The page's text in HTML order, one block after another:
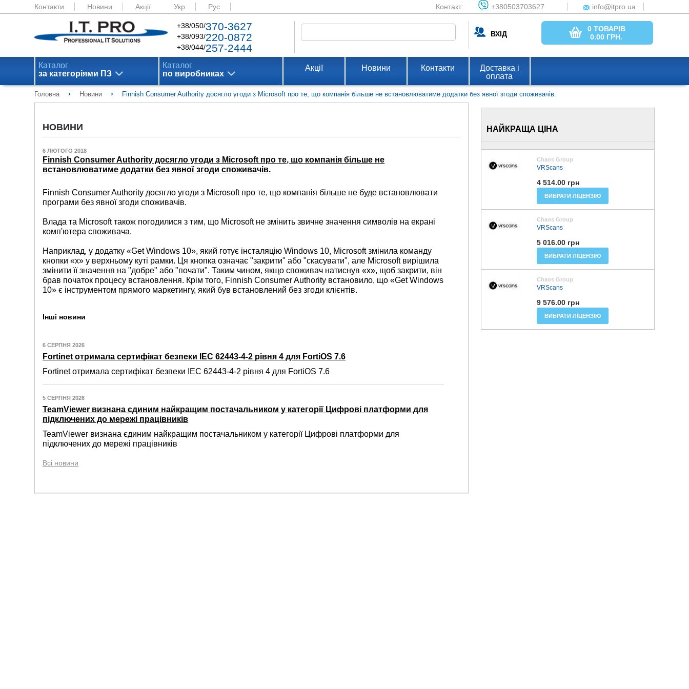
Контакти Новини Акції Укр Рус Контакт: +380503703627 info@itpro.ua
+38/050/370-3627
+38/093/220-0872
+38/044/257-2444
ВХІД
0 ТОВАРІВ
0.00 ГРН.
Каталог
за категоріями ПЗ
Каталог
по виробниках
Акції Новини Контакти
Доставка і
оплата
Головна › Новини › Finnish Consumer Authority досягло угоди з Microsoft про те, що компанія більше не встановлюватиме додатки без явної згоди споживачів.
НОВИНИ
6 ЛЮТОГО 2018
Finnish Consumer Authority досягло угоди з Microsoft про те, що компанія більше не
встановлюватиме додатки без явної згоди споживачів.
Finnish Consumer Authority досягло угоди з Microsoft про те, що компанія більше не буде встановлювати
програми без явної згоди споживачів.
Влада та Microsoft також погодилися з тим, що Microsoft не змінить звичне значення символів на екрані
комп'ютера споживача.
Наприклад, у додатку «Get Windows 10», який готує інсталяцію Windows 10, Microsoft змінила команду
кнопки «x» у верхньому куті рамки. Ця кнопка означає "закрити" або "скасувати", але Microsoft вирішила
змінити її значення на "добре" або "почати". Таким чином, якщо споживач натиснув «x», щоб закрити, він
брав початок процесу встановлення. Крім того, Finnish Consumer Authority встановило, що «Get Windows
10» є інструментом прямого маркетингу, який був встановлений без згоди клієнтів.
Інші новини
6 СЕРПНЯ 2026
Fortinet отримала сертифікат безпеки IEC 62443-4-2 рівня 4 для FortiOS 7.6
Fortinet отримала сертифікат безпеки IEC 62443-4-2 рівня 4 для FortiOS 7.6
5 СЕРПНЯ 2026
TeamViewer визнана єдиним найкращим постачальником у категорії Цифрові платформи для
підключених до мережі працівників
TeamViewer визнана єдиним найкращим постачальником у категорії Цифрові платформи для
підключених до мережі працівників
Всі новини
НАЙКРАЩА ЦІНА
Chaos Group
VRScans
4 514.00 грн
ВИБРАТИ ЛІЦЕНЗІЮ
Chaos Group
VRScans
5 016.00 грн
ВИБРАТИ ЛІЦЕНЗІЮ
Chaos Group
VRScans
9 576.00 грн
ВИБРАТИ ЛІЦЕНЗІЮ